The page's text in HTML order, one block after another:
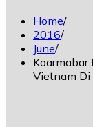
Home
2016
June
Koarmabar
Vietnam Di